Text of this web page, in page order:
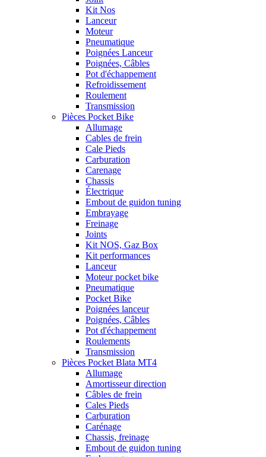
Kit Nos
Lanceur
Moteur
Pneumatique
Poignées Lanceur
Poignées, Câbles
Pot d'échappement
Refroidissement
Roulement
Transmission
Pièces Pocket Bike
Allumage
Cables de frein
Cale Pieds
Carburation
Carenage
Chassis
Électrique
Embout de guidon tuning
Embrayage
Freinage
Joints
Kit NOS, Gaz Box
Kit performances
Lanceur
Moteur pocket bike
Pneumatique
Pocket Bike
Poignées lanceur
Poignées, Câbles
Pot d'échappement
Roulements
Transmission
Pièces Pocket Blata MT4
Allumage
Amortisseur direction
Câbles de frein
Cales Pieds
Carburation
Carénage
Chassis, freinage
Embout de guidon tuning